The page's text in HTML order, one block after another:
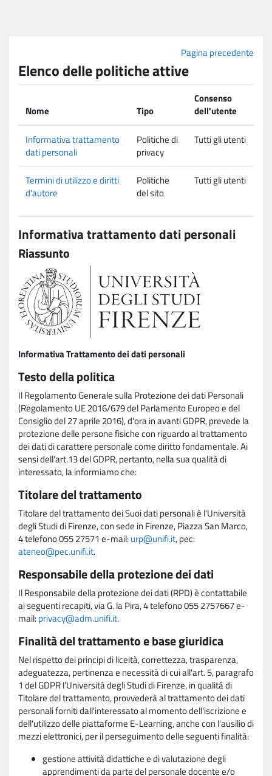
Pagina precedente
Elenco delle politiche attive
Nome Tipo
Consenso
dell'utente
Informativa trattamento
dati personali
Politiche di
privacy
Tutti gli utenti
Termini di utilizzo e diritti
d'autore
Politiche
del sito
Tutti gli utenti
Informativa trattamento dati personali
Riassunto
Informativa Trattamento dei dati personali
Testo della politica
Il Regolamento Generale sulla Protezione dei dati Personali
(Regolamento UE 2016/679 del Parlamento Europeo e del
Consiglio del 27 aprile 2016), d'ora in avanti GDPR, prevede la
protezione delle persone fisiche con riguardo al trattamento
dei dati di carattere personale come diritto fondamentale. Ai
sensi dell'art.13 del GDPR, pertanto, nella sua qualità di
interessato, la informiamo che:
Titolare del trattamento
Titolare del trattamento dei Suoi dati personali è l'Università
degli Studi di Firenze, con sede in Firenze, Piazza San Marco,
4 telefono 055 27571 e-mail:urp@unifi.it, pec:
ateneo@pec.unifi.it.
Responsabile della protezione dei dati
Il Responsabile della protezione dei dati (RPD) è contattabile
ai seguenti recapiti, via G. la Pira, 4 telefono 055 2757667 e-
mail:privacy@adm.unifi.it.
Finalità del trattamento e base giuridica
Nel rispetto dei principi di liceità, correttezza, trasparenza,
adeguatezza, pertinenza e necessità di cui all'art. 5, paragrafo
1 del GDPR l'Università degli Studi di Firenze, in qualità di
Titolare del trattamento, provvederà al trattamento dei dati
personali forniti dall'interessato al momento dell'iscrizione e
dell'utilizzo delle piattaforme E-Learning, anche con l'ausilio di
mezzi elettronici, per il perseguimento delle seguenti finalità:
gestione attività didattiche e di valutazione degli
apprendimenti da parte del personale docente e/o